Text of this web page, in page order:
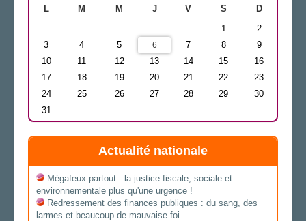
L M M J V S
D
1
2
3
4 5 6 7 8
9
10
11 12 13 14 15
16
17
18 19 20 21 22
23
24
25 26 27 28 29
30
31
Actualité nationale
Mégafeux partout : la justice fiscale, sociale et
environnementale plus qu'une urgence !
Redressement des finances publiques : du sang, des
larmes et beaucoup de mauvaise foi